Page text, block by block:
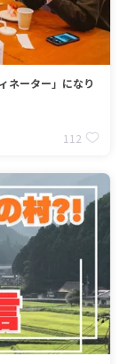
ネーター」になり
112